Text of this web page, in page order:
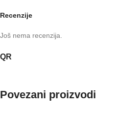
Recenzije
Još nema recenzija.
QR
Povezani proizvodi